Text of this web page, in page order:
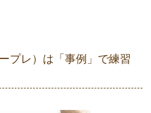
プレ）は「事例」で練習